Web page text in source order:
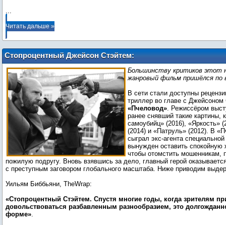
...
Читать дальше »
Стопроцентный Джейсон Стэйтем:
появились отзывы о боевике
«Пчеловод»
Большинству критиков этот
жанровый фильм пришёлся по
В сети стали доступны
триллер во главе с Джейсоном
«Пчеловод». Режиссёром
ранее снявший такие картины,
самоубийц» (2016), «Яркость»
(2014) и «Патруль» (2012). В
сыграл экс-агента
вынужден оставить спокойную
чтобы отомстить мошенникам,
пожилую подругу. Вновь взявшись за дело, главный герой
с преступным заговором глобального масштаба. Ниже приводим
Уильям Биббьяни, TheWrap:
«Стопроцентный Стэйтем. Спустя многие годы, когда зрителям
довольствоваться разбавленным разнообразием, это
форме».